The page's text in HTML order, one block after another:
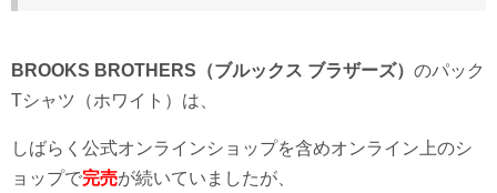
BROOKS BROTHERS（ブルックス ブラザーズ） のパック
Tシャツ（ホワイト）は、
しばらく公式オンラインショップを含めオンライン上のシ
ョップで完売が続いていましたが、